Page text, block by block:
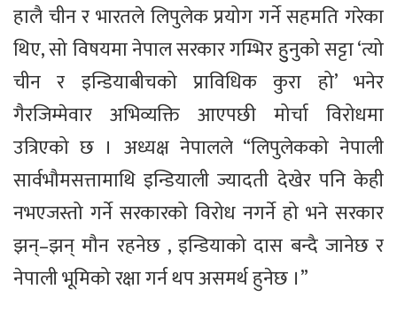
हालै चीन र भारतले लिपुलेक प्रयोग गर्ने सहमति गरेका
थिए, सो विषयमा नेपाल सरकार गम्भिर हुुनुको सट्टा ‘त्यो
चीन र इन्डियाबीचको प्राविधिक कुरा हो’ भनेर
गैरजिम्मेवार अभिव्यक्ति आएपछी मोर्चा विरोधमा
उत्रिएको छ । अध्यक्ष नेपालले “लिपुलेकको नेपाली
सार्वभौमसत्तामाथि इन्डियाली ज्यादती देखेर पनि केही
नभएजस्तो गर्ने सरकारको विरोध नगर्ने हो भने सरकार
झन्–झन् मौन रहनेछ , इन्डियाको दास बन्दै जानेछ र
नेपाली भूमिको रक्षा गर्न थप असमर्थ हुनेछ ।”